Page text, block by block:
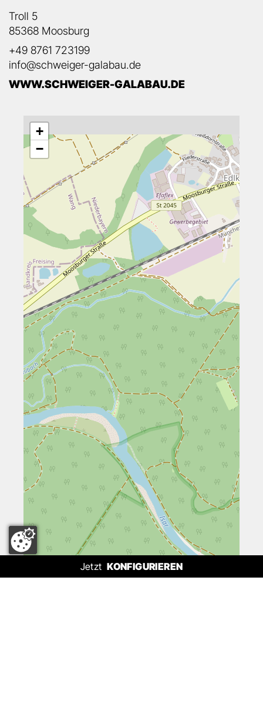
Jetzt KONFIGURIEREN
Troll 5
85368 Moosburg
+49 8761 723199
info@schweiger-galabau.de
WWW.SCHWEIGER-GALABAU.DE
+
−